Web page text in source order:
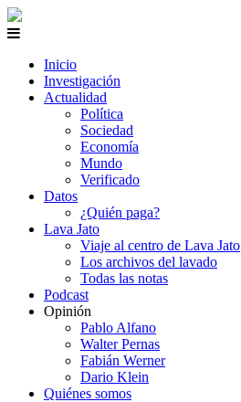
Inicio
Investigación
Actualidad
Política
Sociedad
Economía
Mundo
Verificado
Datos
¿Quién paga?
Lava Jato
Viaje al centro de Lava Jato
Los archivos del lavado
Todas las notas
Podcast
Opinión
Pablo Alfano
Walter Pernas
Fabián Werner
Dario Klein
Quiénes somos